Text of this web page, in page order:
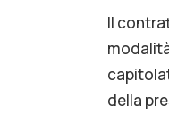
Il
della